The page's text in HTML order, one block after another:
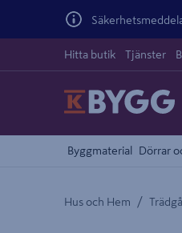
Hitta butik Tjänster
Byggmaterial Dörrar
Hus och Hem /